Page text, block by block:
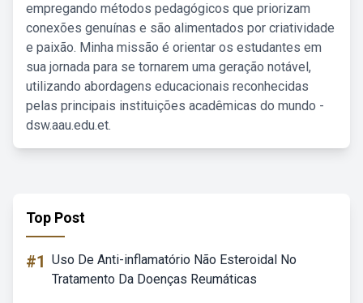
empregando métodos pedagógicos que priorizam
conexões genuínas e são alimentados por criatividade
e paixão. Minha missão é orientar os estudantes em
sua jornada para se tornarem uma geração notável,
utilizando abordagens educacionais reconhecidas
pelas principais instituições acadêmicas do mundo -
dsw.aau.edu.et.
Top Post
#1 Uso De Anti-inflamatório Não Esteroidal No
Tratamento Da Doenças Reumáticas